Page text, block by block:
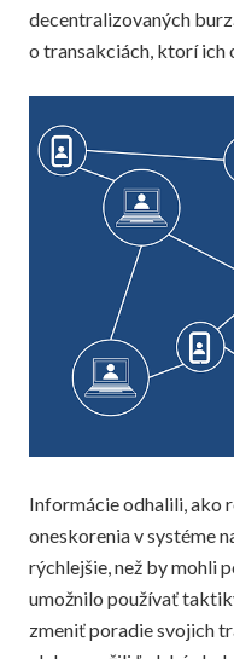
decentralizovaných
o transakciách, ktorí ich
Informácie odhalili, ako
oneskorenia v systéme
rýchlejšie, než by mohli
umožnilo používať
zmeniť poradie svojich